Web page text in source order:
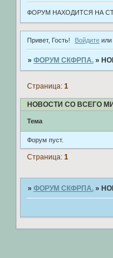
ФОРУМ НАХОДИТСЯ НА
Привет, Гость! Войдите
» ФОРУМ СКФРПА. »
НОВОСТИ СО ВСЕГО
Страница: 1
Тема
Форум пуст.
Страница: 1
» ФОРУМ СКФРПА. »